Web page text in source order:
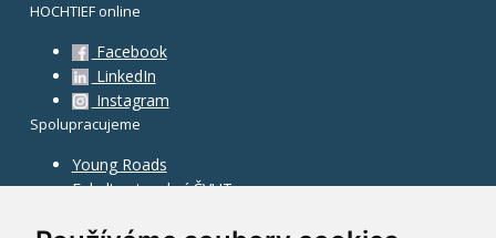
HOCHTIEF online
Facebook
LinkedIn
Instagram
Spolupracujeme
Young Roads
Fakulta stavební ČVUT